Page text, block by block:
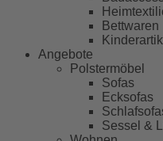
Bettwaren
Angebote
Polstermöbel
Sofas
Ecksofas
Sessel &